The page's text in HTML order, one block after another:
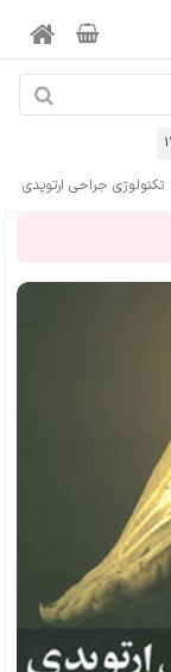
تکنولوژی جراحی ارتوپدی